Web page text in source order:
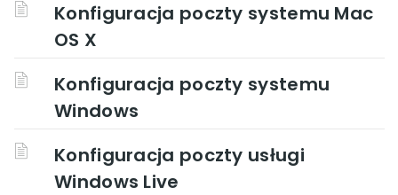
Konfiguracja poczty systemu Mac
OS X
Konfiguracja poczty systemu
Windows
Konfiguracja poczty usługi
Windows Live